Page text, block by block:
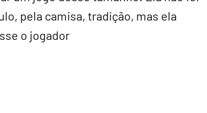
pela camisa, tradição, mas ela
o jogador